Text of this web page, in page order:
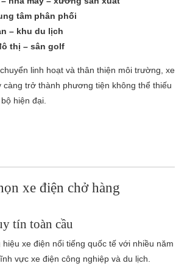
tâm phân phối
– khu du lịch
thị – sân golf
linh hoạt và thân thiện môi trường, xe
càng trở thành phương tiện không thể thiếu
hiện đại.
xe điện chở hàng
tín toàn cầu
hiệu xe điện nổi tiếng quốc tế với nhiều năm
vực xe điện công nghiệp và du lịch.